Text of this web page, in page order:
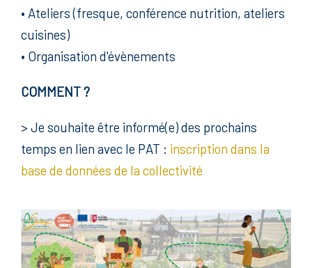
• Ateliers (fresque, conférence nutrition, ateliers
cuisines)
• Organisation d'évènements
COMMENT ?
> Je souhaite être informé(e) des prochains
temps en lien avec le PAT : inscription dans la
base de données de la collectivité